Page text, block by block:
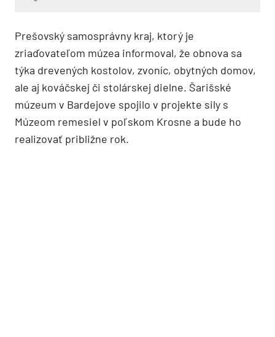
Prešovský samosprávny kraj, ktorý je
zriaďovateľom múzea informoval, že obnova sa
týka drevených kostolov, zvoníc, obytných domov,
ale aj kováčskej či stolárskej dielne. Šarišské
múzeum v Bardejove spojilo v projekte sily s
Múzeom remesiel v poľskom Krosne a bude ho
realizovať približne rok.